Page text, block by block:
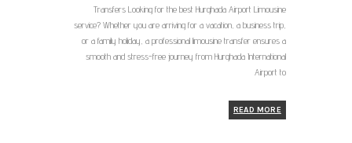
Transfers Looking for the best Hurghada Airport Limousine
service? Whether you are arriving for a vacation, a business trip,
or a family holiday, a professional limousine transfer ensures a
smooth and stress-free journey from Hurghada International
Airport to
READ MORE